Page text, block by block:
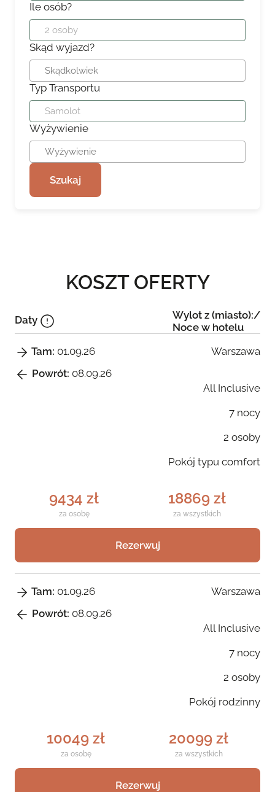
Ile osób?
Skąd wyjazd?
Typ Transportu
Wyżywienie
Szukaj
KOSZT OFERTY
Daty
Wylot z (miasto):/
Noce w hotelu
Tam: 01.09.26
Powrót: 08.09.26
Warszawa
7 nocy
All Inclusive
Pokój typu comfort
2 osoby
9434 zł
za osobę
18869 zł
za wszystkich
Rezerwuj
Tam: 01.09.26
Powrót: 08.09.26
Warszawa
7 nocy
All Inclusive
Pokój rodzinny
2 osoby
10049 zł
za osobę
20099 zł
za wszystkich
Rezerwuj